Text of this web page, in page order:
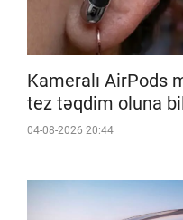
Kameralı AirPods
tez təqdim oluna
04-08-2026 20:44